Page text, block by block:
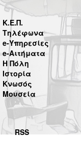
Κ.Ε.Π.
Τηλέφωνα
e-Υπηρεσίες
e-Αιτήματα
Η Πόλη
Ιστορία
Κνωσός
Μουσεία
RSS